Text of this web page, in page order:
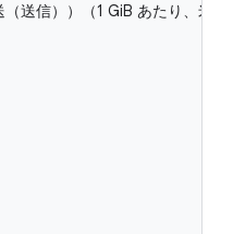
送信））（1 GiB あたり、米